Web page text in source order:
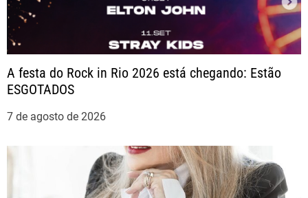
ç
ã
o
d
e
A festa do Rock in Rio 2026 está chegando: Estão
ESGOTADOS
7 de agosto de 2026